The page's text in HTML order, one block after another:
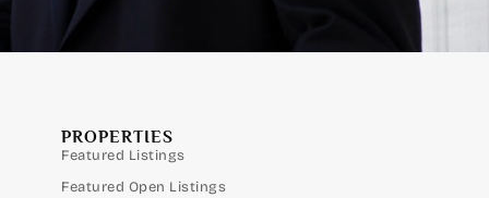
PROPERTIES
Featured Listings
Featured Open Listings